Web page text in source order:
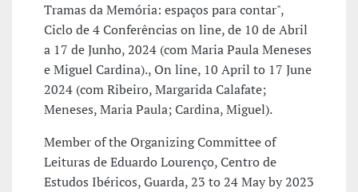
Tramas da Memória: espaços para contar",
Ciclo de 4 Conferências on line, de 10 de Abril
a 17 de Junho, 2024 (com Maria Paula Meneses
e Miguel Cardina)., On line, 10 April to 17 June
2024 (com Ribeiro, Margarida Calafate;
Meneses, Maria Paula; Cardina, Miguel).
Member of the Organizing Committee of
Leituras de Eduardo Lourenço, Centro de
Estudos Ibéricos, Guarda, 23 to 24 May by 2023